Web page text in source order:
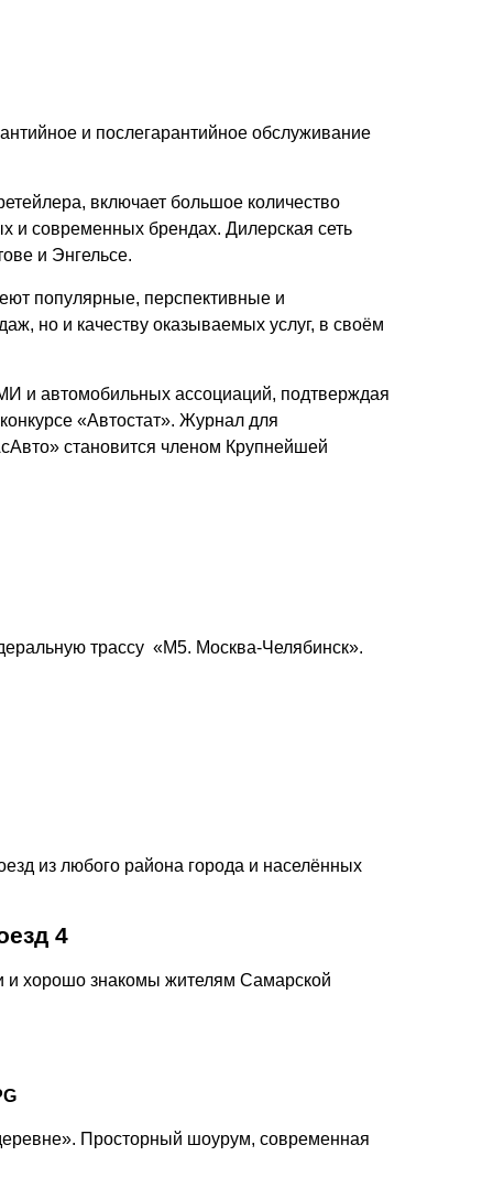
и послегарантийное обслуживание
включает большое количество
и современных брендах. Дилерская сеть
и Энгельсе.
популярные, перспективные и
но и качеству оказываемых услуг, в своём
и автомобильных ассоциаций, подтверждая
«Автостат». Журнал для
становится членом Крупнейшей
трассу «М5. Москва-Челябинск».
из любого района города и населённых
4
и хорошо знакомы жителям Самарской
Просторный шоурум, современная